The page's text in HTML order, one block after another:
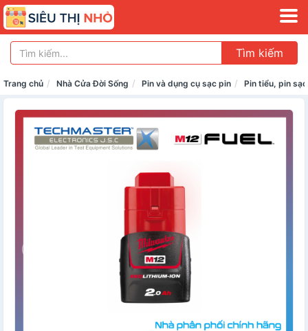
Tìm kiếm
Trang chủ Nhà Cửa Đời Sống Pin và dụng cụ sạc pin Pin tiểu, pin sạc